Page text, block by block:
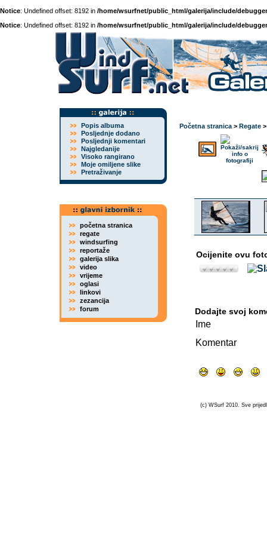
Notice: Undefined offset: 8192 in /home/wsurfnet/public_html/galerija/include/
Notice: Undefined offset: 8192 in /home/wsurfnet/public_html/galerija/include/
Popis albuma
Posljednje dodano
Posljednji komentari
Najgledanije
Visoko rangirano
Moje omiljene slike
Pretraživanje
početna stranica
regate
windsurfing
reportaže
galerija slika
video
vrijeme
oglasi
linkovi
zezancija
forum
Početna stranica > Regate
Ocijenite ovu
Dodajte svoj
Ime
Komentar
(c) WSurf 2010. Sve